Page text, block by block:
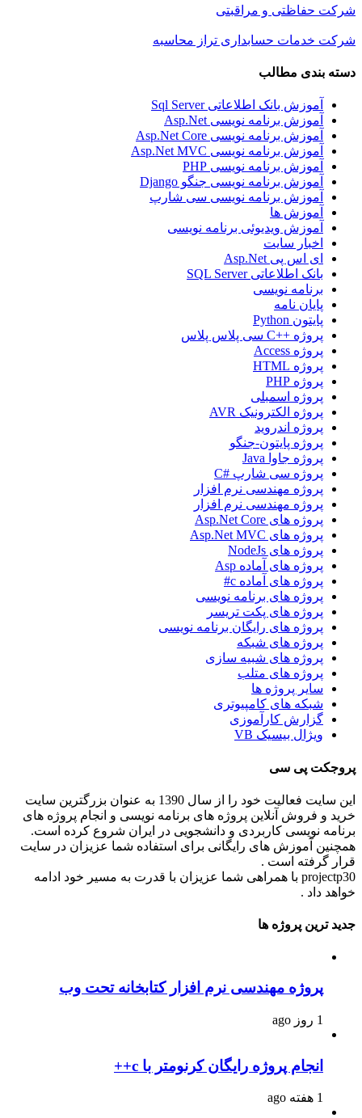
شرکت حفاظتی و مراقبتی
شرکت خدمات حسابداری تراز محاسبه
دسته بندی مطالب
آموزش بانک اطلاعاتی Sql Server
آموزش برنامه نویسی Asp.Net
آموزش برنامه نویسی Asp.Net Core
آموزش برنامه نویسی Asp.Net MVC
آموزش برنامه نویسی PHP
آموزش برنامه نویسی جنگو Django
آموزش برنامه نویسی سی شارپ
آموزش ها
آموزش ویدیوئی برنامه نویسی
اخبار سایت
ای اس پی Asp.Net
بانک اطلاعاتی SQL Server
برنامه نویسی
پایان نامه
پایتون Python
پروژه ++C سی پلاس پلاس
پروژه Access
پروژه HTML
پروژه PHP
پروژه اسمبلی
پروژه الکترونیک AVR
پروژه اندروید
پروژه پایتون-جنگو
پروژه جاوا Java
پروژه سی شارپ #C
پروژه مهندسی نرم افزار
پروژه مهندسی نرم افزار
پروژه های Asp.Net Core
پروژه های Asp.Net MVC
پروژه های NodeJs
پروژه های آماده Asp
پروژه های آماده c#
پروژه های برنامه نویسی
پروژه های پکت تریسر
پروژه های رایگان برنامه نویسی
پروژه های شبکه
پروژه های شبیه سازی
پروژه های متلب
سایر پروژه ها
شبکه های کامپیوتری
گزارش کارآموزی
ویژال بیسیک VB
پروجکت پی سی
این سایت فعالیت خود را از سال 1390 به عنوان بزرگترین سایت
خرید و فروش آنلاین پروژه های برنامه نویسی و انجام پروژه های
برنامه نویسی کاربردی و دانشجویی در ایران شروع کرده است.
همچنین آموزش های رایگانی برای استفاده شما عزیزان در سایت
قرار گرفته است .
projectp30 با همراهی شما عزیزان با قدرت به مسیر خود ادامه
خواهد داد .
جدید ترین پروژه ها
پروژه مهندسی نرم افزار کتابخانه تحت وب
1 روز ago
انجام پروژه رایگان کرنومتر با c++
1 هفته ago